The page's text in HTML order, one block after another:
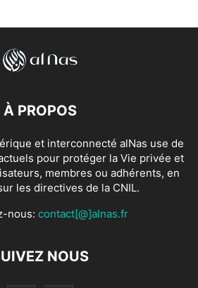
À PROPOS
et interconnecté alNas use de
pour protéger la Vie privée et
membres ou adhérents, en
les directives de la CNIL.
nous: contact[@]alnas.fr
NOUS